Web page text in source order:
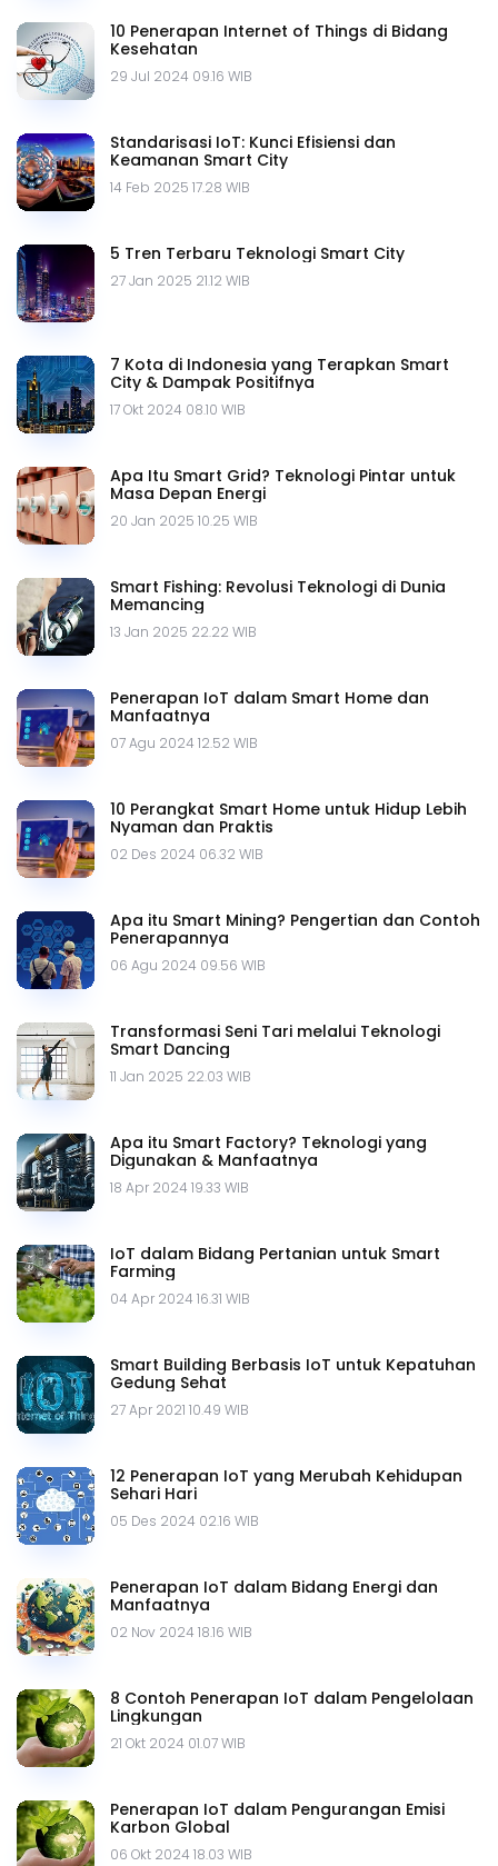
10 Penerapan Internet of Things di Bidang
Kesehatan
29 Jul 2024 09.16 WIB
Standarisasi IoT: Kunci Efisiensi dan
Keamanan Smart City
14 Feb 2025 17.28 WIB
5 Tren Terbaru Teknologi Smart City
27 Jan 2025 21.12 WIB
7 Kota di Indonesia yang Terapkan Smart
City & Dampak Positifnya
17 Okt 2024 08.10 WIB
Apa Itu Smart Grid? Teknologi Pintar untuk
Masa Depan Energi
20 Jan 2025 10.25 WIB
Smart Fishing: Revolusi Teknologi di Dunia
Memancing
13 Jan 2025 22.22 WIB
Penerapan IoT dalam Smart Home dan
Manfaatnya
07 Agu 2024 12.52 WIB
10 Perangkat Smart Home untuk Hidup Lebih
Nyaman dan Praktis
02 Des 2024 06.32 WIB
Apa itu Smart Mining? Pengertian dan Contoh
Penerapannya
06 Agu 2024 09.56 WIB
Transformasi Seni Tari melalui Teknologi
Smart Dancing
11 Jan 2025 22.03 WIB
Apa itu Smart Factory? Teknologi yang
Digunakan & Manfaatnya
18 Apr 2024 19.33 WIB
IoT dalam Bidang Pertanian untuk Smart
Farming
04 Apr 2024 16.31 WIB
Smart Building Berbasis IoT untuk Kepatuhan
Gedung Sehat
27 Apr 2021 10.49 WIB
12 Penerapan IoT yang Merubah Kehidupan
Sehari Hari
05 Des 2024 02.16 WIB
Penerapan IoT dalam Bidang Energi dan
Manfaatnya
02 Nov 2024 18.16 WIB
8 Contoh Penerapan IoT dalam Pengelolaan
Lingkungan
21 Okt 2024 01.07 WIB
Penerapan IoT dalam Pengurangan Emisi
Karbon Global
06 Okt 2024 18.03 WIB